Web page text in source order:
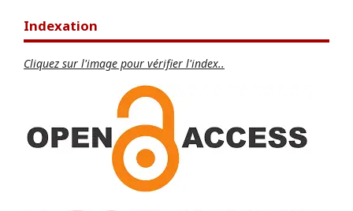
Indexation
Cliquez sur l'image pour vérifier l'index..